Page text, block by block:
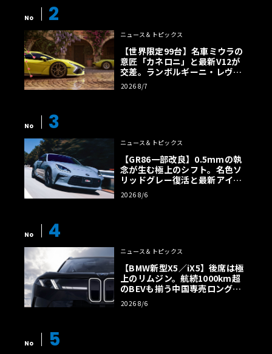
No 2
ニュース＆トピックス
【世界限定99台】名車ミウラの
意匠「カネロニ」と最新V12が
交差。ランボルギーニ・レヴエ
ルトに60周年記念車が登場
2026 8/7
No 3
ニュース＆トピックス
【GR86一部改良】0.5mmの執
念が生む極上のシフト。名色ソ
リッドグレー復活と最新アイサ
イトでFRの極みへ
2026 8/6
No 4
ニュース＆トピックス
【BMW新型X5／iX5】後席は極
上のリムジン。航続1000km超
のBEVも揃う中国専売ロング仕
様の全貌
2026 8/6
No 5